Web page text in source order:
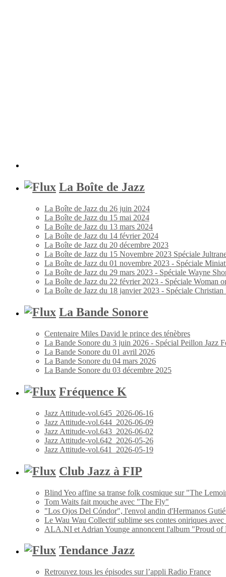
La Boîte de Jazz
La Boîte de Jazz du 26 juin 2024
La Boîte de Jazz du 15 mai 2024
La Boîte de Jazz du 13 mars 2024
La Boîte de Jazz du 14 février 2024
La Boîte de Jazz du 20 décembre 2023
La Boîte de Jazz du 15 Novembre 2023 Spéciale
La Boîte de Jazz du 01 novembre 2023 - Spéciale
La Boîte de Jazz du 29 mars 2023 - Spéciale Wayne
La Boîte de Jazz du 22 février 2023 - Spéciale Woman
La Boîte de Jazz du 18 janvier 2023 - Spéciale Christian
La Bande Sonore
Centenaire Miles David le prince des ténèbres
La Bande Sonore du 3 juin 2026 - Spécial Peillon Jazz
La Bande Sonore du 01 avril 2026
La Bande Sonore du 04 mars 2026
La Bande Sonore du 03 décembre 2025
Fréquence K
Jazz Attitude-vol.645_2026-06-16
Jazz Attitude-vol.644_2026-06-09
Jazz Attitude-vol.643_2026-06-02
Jazz Attitude-vol.642_2026-05-26
Jazz Attitude-vol.641_2026-05-19
Club Jazz à FIP
Blind Yeo affine sa transe folk cosmique sur "The
Tom Waits fait mouche avec "The Fly"
"Los Ojos Del Cóndor", l'envol andin d'Hermanos
Le Wau Wau Collectif sublime ses contes oniriques
ALA.NI et Adrian Younge annoncent l'album "Proud of
Tendance Jazz
Retrouvez tous les épisodes sur l’appli Radio France